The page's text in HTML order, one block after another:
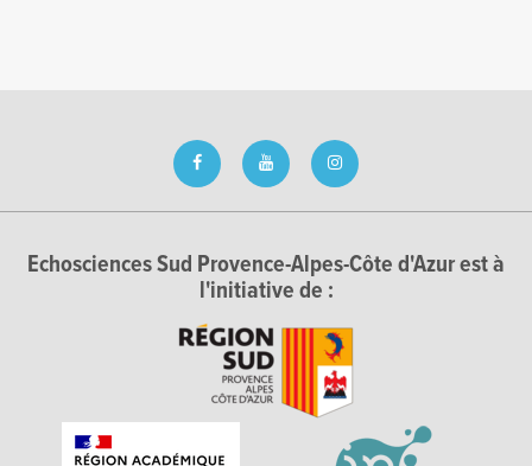
Echosciences Sud Provence-Alpes-Côte d'Azur est à
l'initiative de :